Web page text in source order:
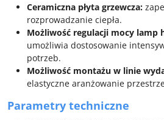
Ceramiczna płyta grzewcza:
rozprowadzanie ciepła.
Możliwość regulacji mocy lamp
umożliwia dostosowanie
potrzeb.
Możliwość montażu w linie
elastyczne aranżowanie
Parametry techniczne